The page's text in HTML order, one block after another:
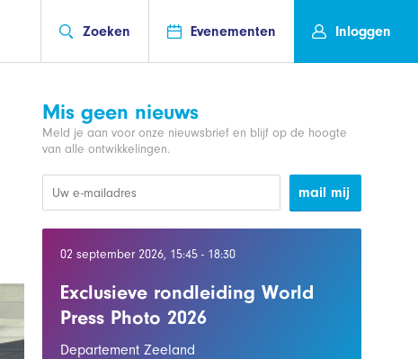
Zoeken Evenementen Inloggen
Mis geen nieuws
Meld je aan voor onze nieuwsbrief en blijf op de hoogte
van alle ontwikkelingen.
mail mij
02 september 2026, 15:45 - 18:30
Exclusieve rondleiding World
Press Photo 2026
Departement Zeeland